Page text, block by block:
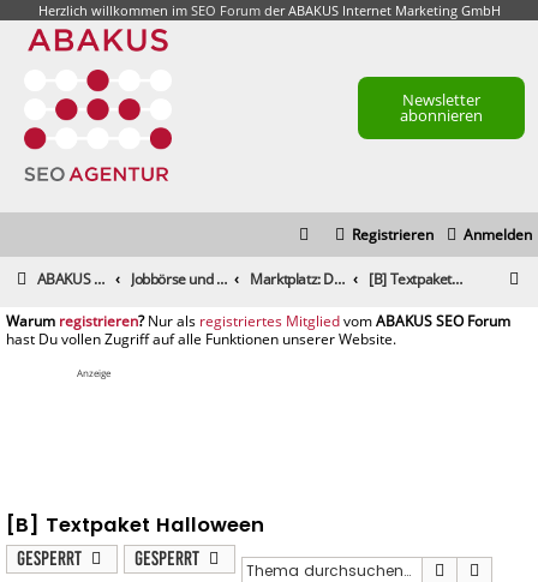
Herzlich willkommen im SEO Forumder ABAKUS Internet Marketing GmbH
Newsletter
abonnieren
Anmelden
Registrieren
ABAKUS Foren-Übersicht Jobbörse und Marktplatz Marktplatz: Dienstleistungen [B] Textpaket Halloween
registrieren registriertes Mitglied
Anzeige
[B] Textpaket Halloween
Gesperrt Gesperrt Suche